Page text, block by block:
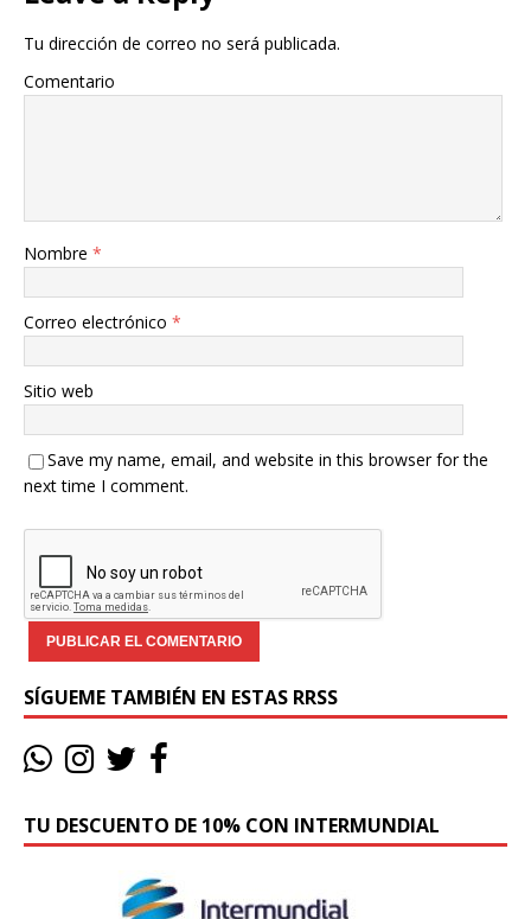
Tu dirección de correo no será publicada.
Comentario
Nombre *
Correo electrónico *
Sitio web
Save my name, email, and website in this browser for the
next time I comment.
SÍGUEME TAMBIÉN EN ESTAS RRSS
TU DESCUENTO DE 10% CON INTERMUNDIAL